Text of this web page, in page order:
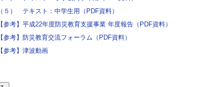
（５） テキスト：中学生用（PDF資料）
【参考】平成22年度防災教育支援事業 年度報告（PDF資料）
【参考】防災教育交流フォーラム（PDF資料）
【参考】津波動画